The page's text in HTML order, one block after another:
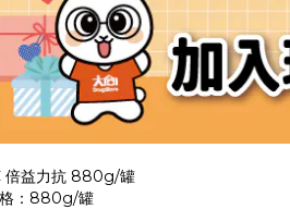
倍益力抗 880g/罐
格：880g/罐